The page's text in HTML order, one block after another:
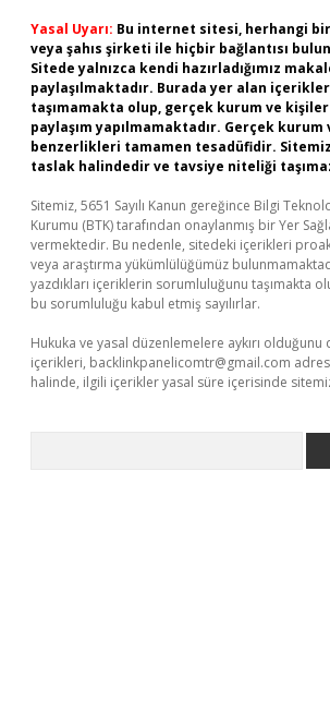
Yasal Uyarı: Bu internet sitesi, herhangi
veya şahıs şirketi ile hiçbir bağlantısı
Sitede yalnızca kendi hazırladığımız
paylaşılmaktadır. Burada yer alan
taşımamakta olup, gerçek kurum ve kişiler
paylaşım yapılmamaktadır. Gerçek
benzerlikleri tamamen tesadüfidir.
taslak halindedir ve tavsiye niteliği
Sitemiz, 5651 Sayılı Kanun gereğince Bilgi
Kurumu (BTK) tarafından onaylanmış bir Yer
vermektedir. Bu nedenle, sitedeki içerikleri
veya araştırma yükümlülüğümüz
yazdıkları içeriklerin sorumluluğunu taşımakta
bu sorumluluğu kabul etmiş sayılırlar.
Hukuka ve yasal düzenlemelere aykırı
içerikleri, backlinkpanelicomtr@gmail.com
halinde, ilgili içerikler yasal süre içerisinde